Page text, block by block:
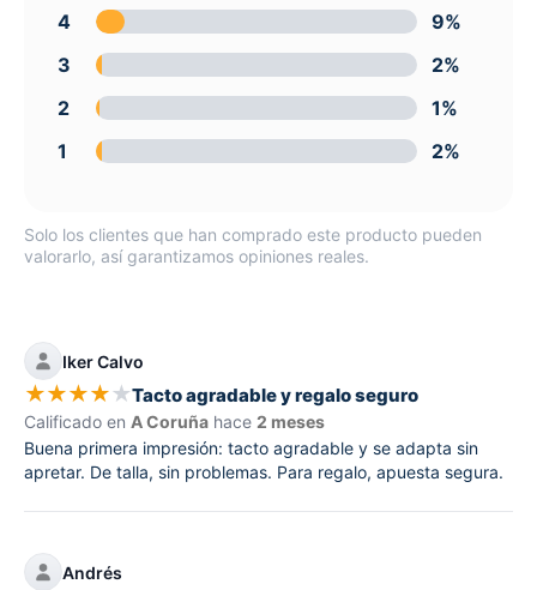
4
9%
3
2%
2
1%
1
2%
Solo los clientes que han comprado este producto pueden
valorarlo, así garantizamos opiniones reales.
Iker Calvo
★★★★★Tacto agradable y regalo seguro
Calificado en A Coruña hace 2 meses
Buena primera impresión: tacto agradable y se adapta sin
apretar. De talla, sin problemas. Para regalo, apuesta segura.
Andrés